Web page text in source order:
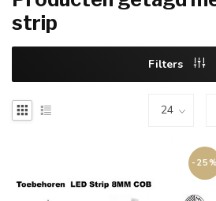
strip
Filters
-25%